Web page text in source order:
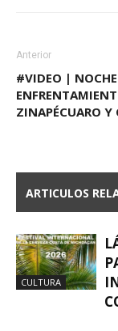
Anterior
#VIDEO | NOCHE
ZINAPÉCUARO Y
ARTICULOS
CULTURA